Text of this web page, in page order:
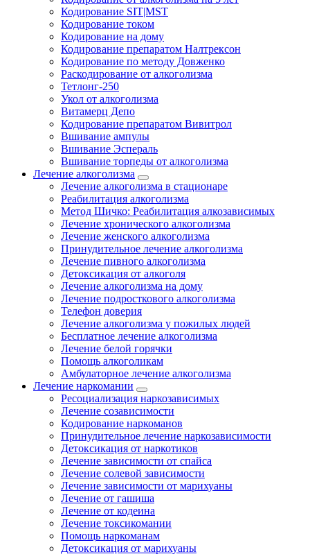
Кодирование SIT|MST
Кодирование током
Кодирование на дому
Кодирование препаратом Налтрексон
Кодирование по методу Довженко
Раскодирование от алкоголизма
Тетлонг-250
Укол от алкоголизма
Витамерц Депо
Кодирование препаратом Вивитрол
Вшивание ампулы
Вшивание Эспераль
Вшивание торпеды от алкоголизма
Лечение алкоголизма
Лечение алкоголизма в стационаре
Реабилитация алкоголизма
Метод Шичко: Реабилитация алкозависимых
Лечение хронического алкоголизма
Лечение женского алкоголизма
Принудительное лечение алкоголизма
Лечение пивного алкоголизма
Детоксикация от алкоголя
Лечение алкоголизма на дому
Лечение подросткового алкоголизма
Телефон доверия
Лечение алкоголизма у пожилых людей
Бесплатное лечение алкоголизма
Лечение белой горячки
Помощь алкоголикам
Амбулаторное лечение алкоголизма
Лечение наркомании
Ресоциализация наркозависимых
Лечение созависимости
Кодирование наркоманов
Принудительное лечение наркозависимости
Детоксикация от наркотиков
Лечение зависимости от спайса
Лечение солевой зависимости
Лечение зависимости от марихуаны
Лечение от гашиша
Лечение от кодеина
Лечение токсикомании
Помощь наркоманам
Детоксикация от марихуаны